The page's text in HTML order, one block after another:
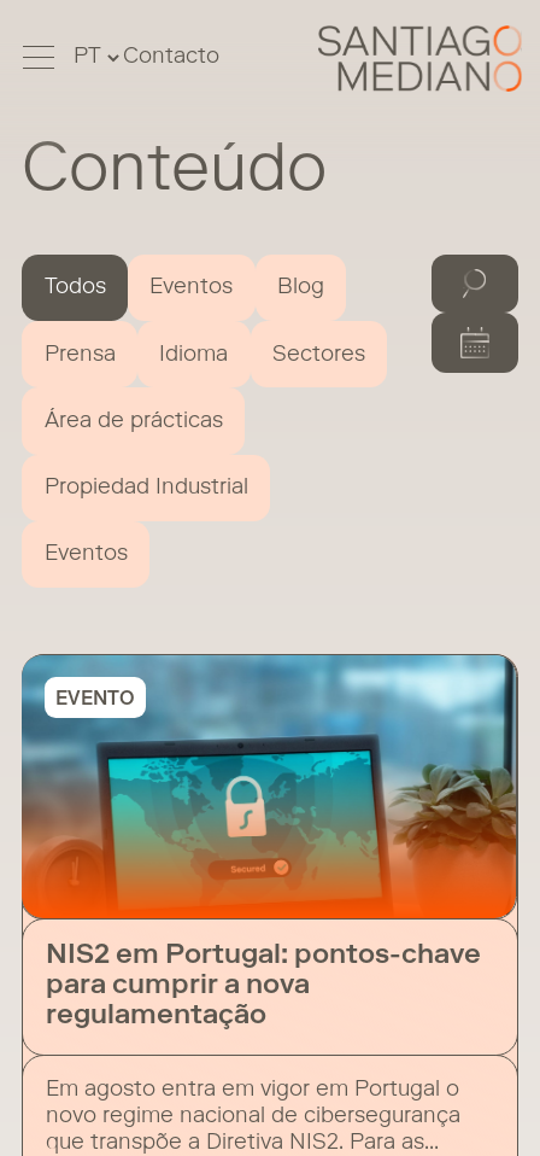
Contacto
Conteúdo
Todos Eventos Blog
Prensa Idioma Sectores
Área de prácticas
Propiedad Industrial
Eventos
NIS2 em Portugal: pontos-chave
para cumprir a nova
regulamentação
Em agosto entra em vigor em Portugal o
novo regime nacional de cibersegurança
que transpõe a Diretiva NIS2. Para as
EVENTO